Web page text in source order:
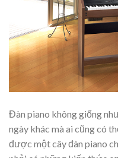
Đàn piano không giống
ngày khác mà ai cũng có
được một cây đàn piano